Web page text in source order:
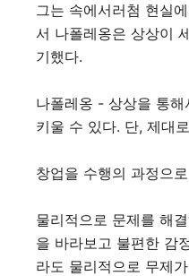
그는 속에서러첨 현실
서 나폴레옹은 상상이
기했다.
나폴레옹 - 상상을 통
키울 수 있다. 단, 제대
창업을 수행의 과정으
물리적으로 문제를 해
을 바라보고 불편한 감
라도 물리적으로 무제